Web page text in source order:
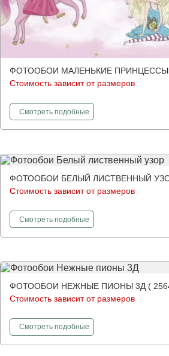
ФОТООБОИ МАЛЕНЬКИЕ ПРИНЦЕССЫ
Стоимость зависит от размеров
Смотретьфотообои
подобные
ФОТООБОИ БЕЛЫЙ ЛИСТВЕННЫЙ
Стоимость зависит от размеров
Смотретьфотообои
подобные
ФОТООБОИ НЕЖНЫЕ ПИОНЫ 3Д (
Стоимость зависит от размеров
Смотретьфотообои
подобные